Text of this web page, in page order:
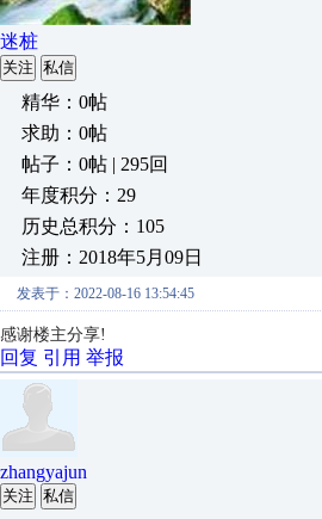
迷桩
关注 私信
精华：0帖
求助：0帖
帖子：0帖 | 295回
年度积分：29
历史总积分：105
注册：2018年5月09日
发表于：2022-08-16 13:54:45
感谢楼主分享!
回复 引用 举报
zhangyajun
关注 私信